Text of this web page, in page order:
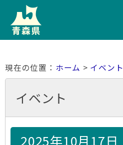
ホーム > イベント
イベント
2025年10月17日